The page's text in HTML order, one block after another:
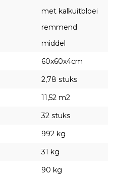
met kalkuitbloei
remmend
middel
60x60x4cm
2,78 stuks
11,52 m2
32 stuks
992 kg
31 kg
90 kg